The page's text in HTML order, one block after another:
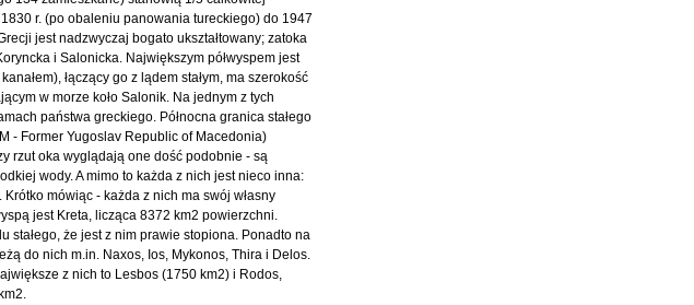
r. (po obaleniu panowania tureckiego) do 1947
jest nadzwyczaj bogato ukształtowany; zatoka
i Salonicka. Największym półwyspem jest
łączący go z lądem stałym, ma szerokość
w morze koło Salonik. Na jednym z tych
państwa greckiego. Północna granica stałego
- Former Yugoslav Republic of Macedonia)
rzut oka wyglądają one dość podobnie - są
wody. A mimo to każda z nich jest nieco inna:
mówiąc - każda z nich ma swój własny
jest Kreta, licząca 8372 km2 powierzchni.
stałego, że jest z nim prawie stopiona. Ponadto na
do nich m.in. Naxos, Ios, Mykonos, Thira i Delos.
z nich to Lesbos (1750 km2) i Rodos,